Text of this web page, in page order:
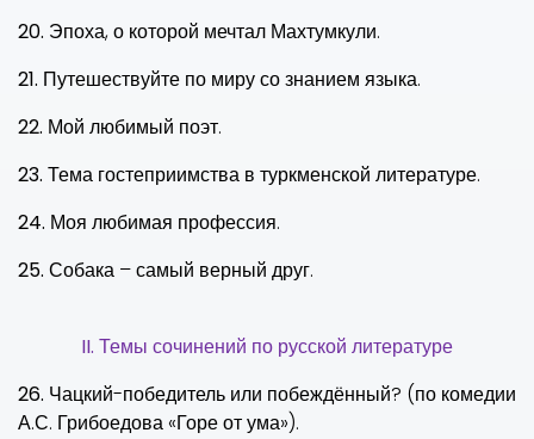
20. Эпоха, о которой мечтал Махтумкули.
21. Путешествуйте по миру со знанием языка.
22. Мой любимый поэт.
23. Тема гостеприимства в туркменской литературе.
24. Моя любимая профессия.
25. Собака – самый верный друг.
II. Темы сочинений по русской литературе
26. Чацкий-победитель или побеждённый? (по комедии
А.С. Грибоедова «Горе от ума»).